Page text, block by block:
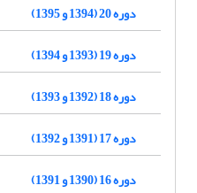
دوره 20 (1394 و 1395)
دوره 19 (1393 و 1394)
دوره 18 (1392 و 1393)
دوره 17 (1391 و 1392)
دوره 16 (1390 و 1391)